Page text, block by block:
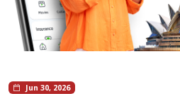
Jun 30, 2026